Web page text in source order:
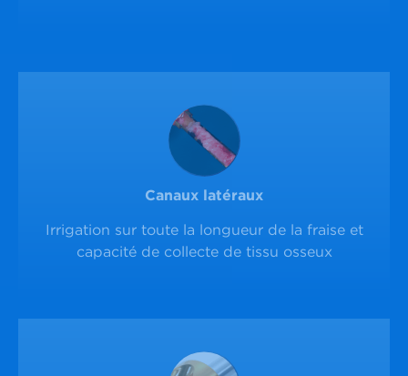
Canaux latéraux
Irrigation sur toute la longueur de la fraise et
capacité de collecte de tissu osseux